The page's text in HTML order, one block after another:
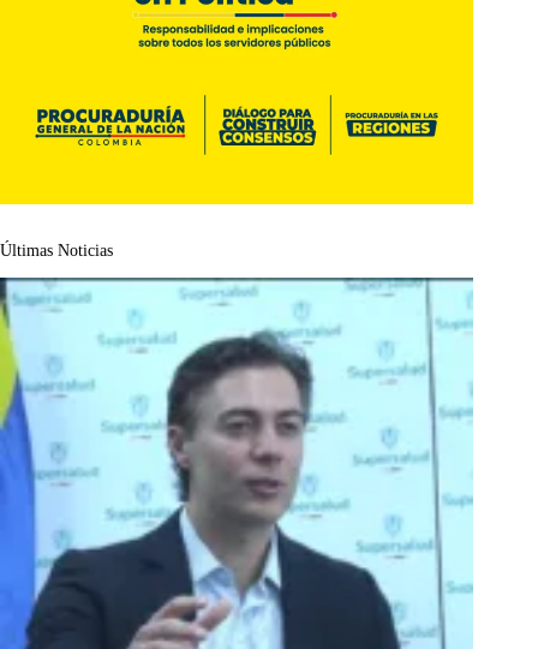
Últimas Noticias